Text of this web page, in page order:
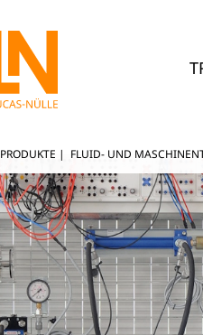
PRODUKTE | FLUID- UND